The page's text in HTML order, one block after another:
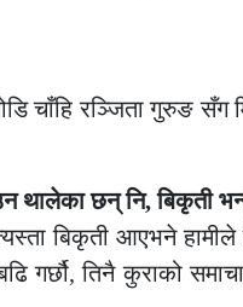
चाँहि रञ्जिता गुरुङ सँग
थालेका छन् नि, बिकृती
बिकृती आएभने हामीले
गर्छौ, तिनै कुराको